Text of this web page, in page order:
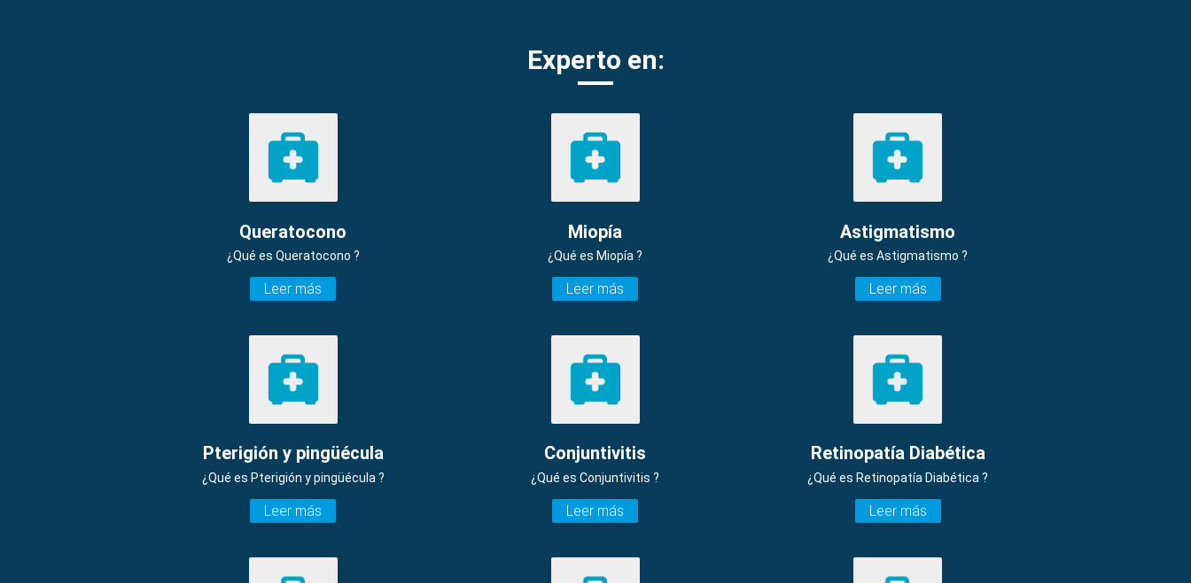
Experto en:
Queratocono
¿Qué es Queratocono ?
Leer más
Miopía
¿Qué es Miopía ?
Leer más
Astigmatismo
¿Qué es Astigmatismo ?
Leer más
Pterigión y pingüécula
¿Qué es Pterigión y pingüécula ?
Leer más
Conjuntivitis
¿Qué es Conjuntivitis ?
Leer más
Retinopatía Diabética
¿Qué es Retinopatía Diabética ?
Leer más